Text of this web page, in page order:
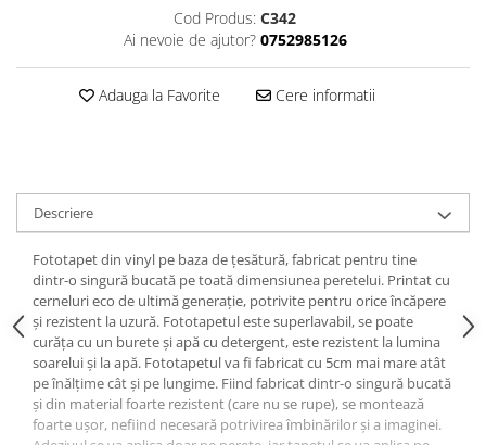
Cod Produs: C342
Ai nevoie de ajutor? 0752985126
Adauga la Favorite Cere informatii
Descriere
Fototapet din vinyl pe baza de țesătură, fabricat pentru tine
dintr-o singură bucată pe toată dimensiunea peretelui. Printat cu
cerneluri eco de ultimă generație, potrivite pentru orice încăpere
și rezistent la uzură. Fototapetul este superlavabil, se poate
curăța cu un burete și apă cu detergent, este rezistent la lumina
soarelui și la apă. Fototapetul va fi fabricat cu 5cm mai mare atât
pe înălțime cât și pe lungime. Fiind fabricat dintr-o singură bucată
și din material foarte rezistent (care nu se rupe), se montează
foarte ușor, nefiind necesară potrivirea îmbinărilor și a imaginei.